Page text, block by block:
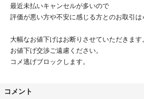
最近未払いキャンセルが多いので
評価が悪い方や不安に感じる方とのお取引は
大幅なお値下げはお断りさせていただきます。
お値下げ交渉ご遠慮ください。
コメ逃げブロックします。
コメント